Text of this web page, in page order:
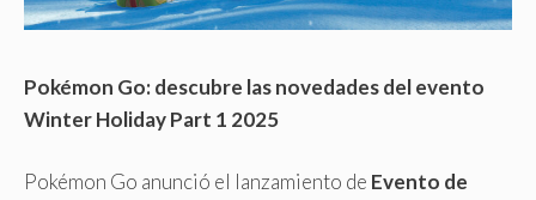
Pokémon Go: descubre las novedades del evento
Winter Holiday Part 1 2025
Pokémon Go anunció el lanzamiento de Evento de